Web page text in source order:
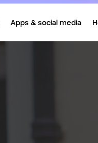
Apps & social media